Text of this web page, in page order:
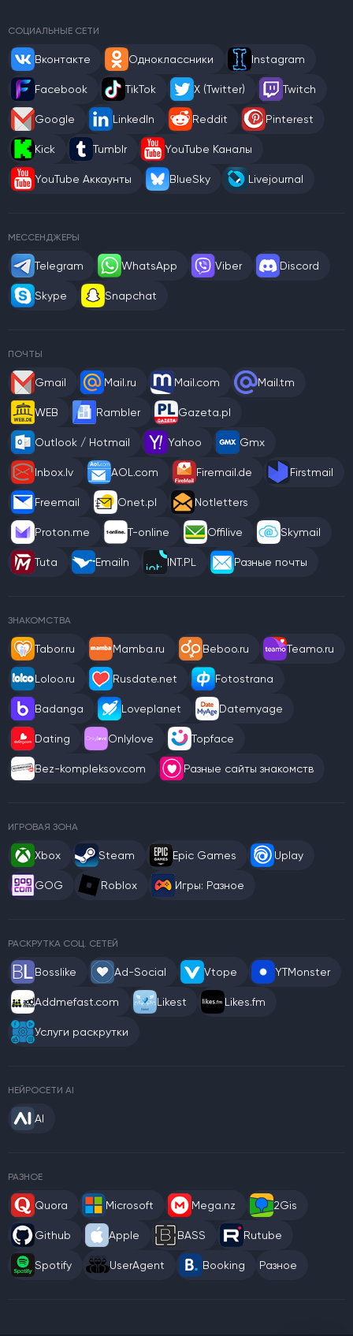
СОЦИАЛЬНЫЕ СЕТИ
Вконтакте Одноклассники Instagram
Facebook TikTok X (Twitter) Twitch
Google LinkedIn Reddit Pinterest
Kick Tumblr YouTube Каналы
YouTube Аккаунты BlueSky Livejournal
МЕССЕНДЖЕРЫ
Telegram WhatsApp Viber Discord
Skype Snapchat
ПОЧТЫ
Gmail Mail.ru Mail.com Mail.tm
WEB Rambler Gazeta.pl
Outlook / Hotmail Yahoo Gmx
Inbox.lv AOL.com Firemail.de Firstmail
Freemail Onet.pl Notletters
Proton.me T-online Offilive Skymail
Tuta Emailn INT.PL Разные почты
ЗНАКОМСТВА
Tabor.ru Mamba.ru Beboo.ru Teamo.ru
Loloo.ru Rusdate.net Fotostrana
Badanga Loveplanet Datemyage
Dating Onlylove Topface
Bez-kompleksov.com Разные сайты знакомств
ИГРОВАЯ ЗОНА
Xbox Steam Epic Games Uplay
GOG Roblox Игры: Разное
РАСКРУТКА СОЦ. СЕТЕЙ
Bosslike Ad-Social Vtope YTMonster
Addmefast.com Likest Likes.fm
Услуги раскрутки
НЕЙРОСЕТИ AI
AI
РАЗНОЕ
Quora Microsoft Mega.nz 2Gis
Github Apple BASS Rutube
Spotify UserAgent Booking Разное